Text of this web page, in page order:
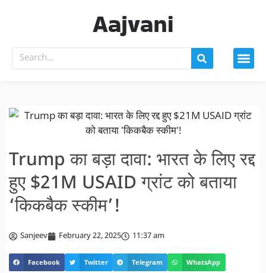
Aajvani
Trump का बड़ा दावा: भारत के लिए रद्द
हुए $21M USAID ग्रांट को बताया
‘किकबैक स्कीम’!
Sanjeev February 22, 2025 11:37 am
Facebook Twitter Telegram WhatsApp